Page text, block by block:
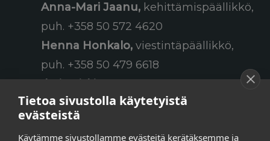
Anna-Mari Jaanu, kehittämispäällikkö,
puh. +358 50 572 4620
Henna Honkalo, viestintäpäällikkö,
puh. +358 50 479 6618
tapahtumakoordinaattori,
puh. +358 45 130 3832
Tietoa sivustolla käytetyistä
evästeistä
Käytämme sivustollamme evästeitä kerätäksemme ja